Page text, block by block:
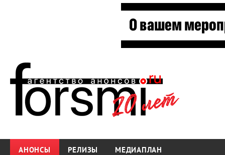
АНОНСЫ РЕЛИЗЫ МЕДИАПЛАН